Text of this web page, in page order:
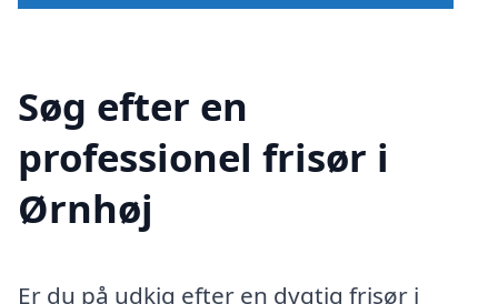
Søg efter en
professionel frisør i
Ørnhøj
Er du på udkig efter en dygtig frisør i